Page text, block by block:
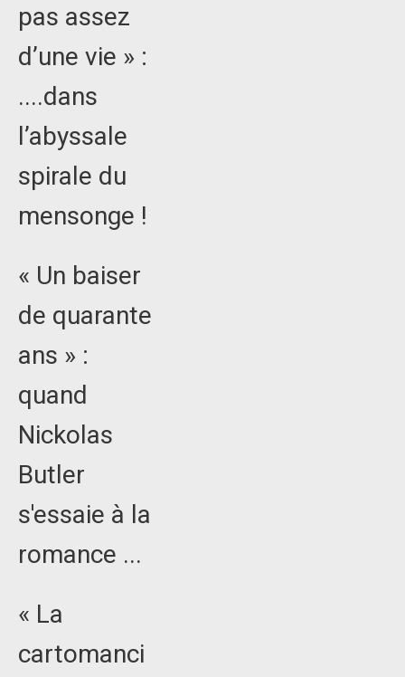
pas assez
d’une vie » :
....dans
l’abyssale
spirale du
mensonge !
« Un baiser
de quarante
ans » :
quand
Nickolas
Butler
s'essaie à la
romance ...
« La
cartomanci